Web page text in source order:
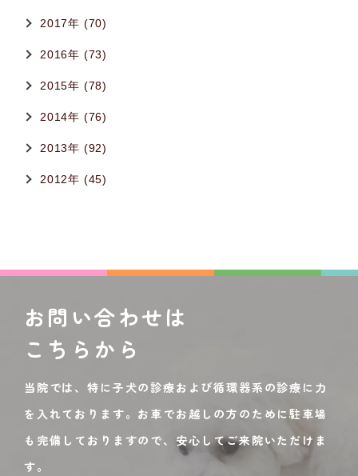
2017年 (70)
2016年 (73)
2015年 (78)
2014年 (76)
2013年 (92)
2012年 (45)
お問い合わせは
こちらから
当院では、特に子犬の診療および循環器系の診療に力
を入れております。お車でお越しの方のために駐車場
も完備しておりますので、安心してご来院いただけま
す。